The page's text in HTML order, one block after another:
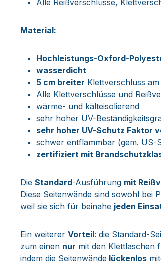
Alle Reißverschlüsse,
Material:
Hochleistungs-Oxford-
wasserdicht
5 cm breiter Klettverschluss
Alle Klettverschlüsse und
wärme- und kälteisolierend
sehr hoher UV-
sehr hoher UV-Schutz Faktor
schwer entflammbar (gem. US-
zertifiziert mit
Die Standard-Ausführung mit
Diese Seitenwände sind sowohl bei
weil sie sich für beinahe jeden
Ein weiterer Vorteil: die Standard-
zum einen nur mit den Klettlaschen
indem die Seitenwände lückenlos